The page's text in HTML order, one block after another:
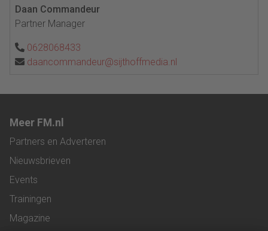
Daan Commandeur
Partner Manager
0628068433
daancommandeur@sijthoffmedia.nl
Meer FM.nl
Partners en Adverteren
Nieuwsbrieven
Events
Trainingen
Magazine